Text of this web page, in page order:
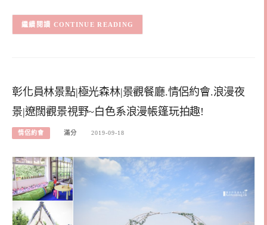
CONTINUE READING
彰化員林景點|極光森林|景觀餐廳.情侶約會.浪漫夜
景|遼闊觀景視野~白色系浪漫帳篷玩拍趣!
情侶約會 滿分 2019-09-18